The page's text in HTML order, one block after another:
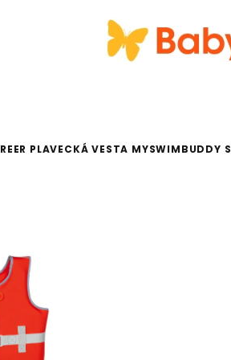
REER PLAVECKÁ VESTA MYSWIMBUDDY S